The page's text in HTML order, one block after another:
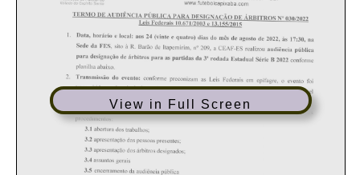
View in Full Screen